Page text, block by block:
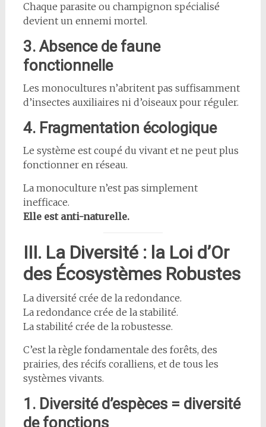
Chaque parasite ou champignon spécialisé
devient un ennemi mortel.
3. Absence de faune
fonctionnelle
Les monocultures n’abritent pas suffisamment
d’insectes auxiliaires ni d’oiseaux pour réguler.
4. Fragmentation écologique
Le système est coupé du vivant et ne peut plus
fonctionner en réseau.
La monoculture n’est pas simplement
inefficace.
Elle est anti-naturelle.
III. La Diversité : la Loi d’Or
des Écosystèmes Robustes
La diversité crée de la redondance.
La redondance crée de la stabilité.
La stabilité crée de la robustesse.
C’est la règle fondamentale des forêts, des
prairies, des récifs coralliens, et de tous les
systèmes vivants.
1. Diversité d’espèces = diversité
de fonctions